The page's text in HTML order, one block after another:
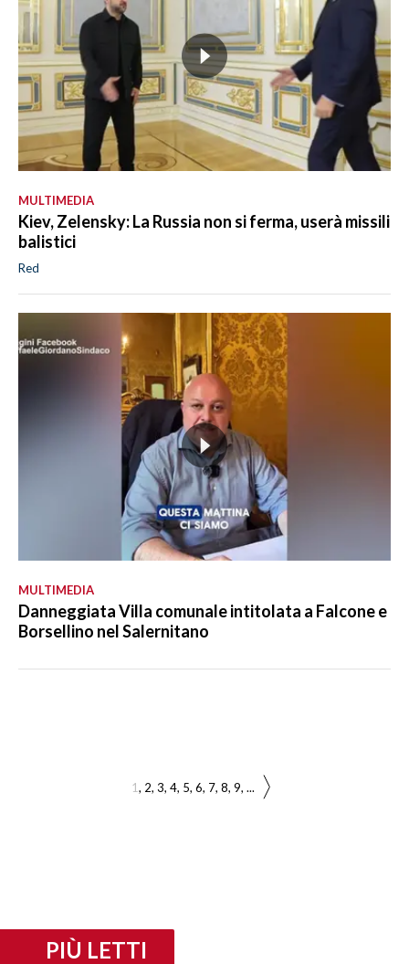
MULTIMEDIA
Kiev, Zelensky: La Russia non si ferma, userà missili
balistici
Red
MULTIMEDIA
Danneggiata Villa comunale intitolata a Falcone e
Borsellino nel Salernitano
1 2 3 4 5 6 7 8 9 ...
PIÙ LETTI